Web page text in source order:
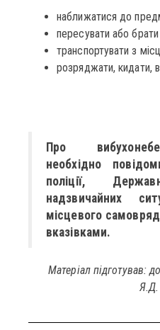
наближатися до
пересувати або
транспортувати з
розряджати, кидати,
Про
необхідно
поліції,
надзвичайних
місцевого
вказівками.
Матеріал підготував:
Я.Д.